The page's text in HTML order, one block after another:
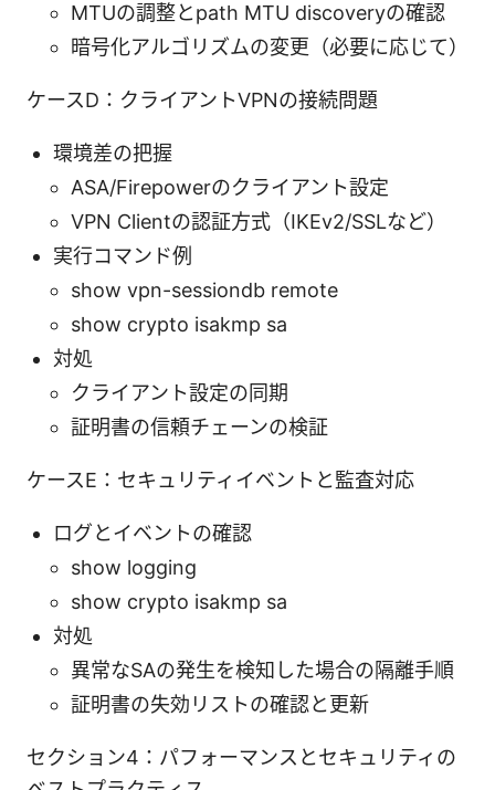
MTUの調整とpath MTU discoveryの確認
暗号化アルゴリズムの変更（必要に応じて）
ケースD：クライアントVPNの接続問題
環境差の把握
ASA/Firepowerのクライアント設定
VPN Clientの認証方式（IKEv2/SSLなど）
実行コマンド例
show vpn-sessiondb remote
show crypto isakmp sa
対処
クライアント設定の同期
証明書の信頼チェーンの検証
ケースE：セキュリティイベントと監査対応
ログとイベントの確認
show logging
show crypto isakmp sa
対処
異常なSAの発生を検知した場合の隔離手順
証明書の失効リストの確認と更新
セクション4：パフォーマンスとセキュリティの